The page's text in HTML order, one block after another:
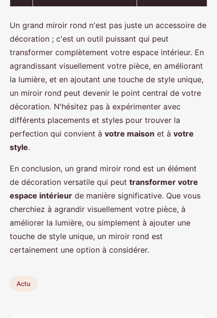
Un grand miroir rond n'est pas juste un accessoire de
décoration ; c'est un outil puissant qui peut
transformer complètement votre espace intérieur. En
agrandissant visuellement votre pièce, en améliorant
la lumière, et en ajoutant une touche de style unique,
un miroir rond peut devenir le point central de votre
décoration. N'hésitez pas à expérimenter avec
différents placements et styles pour trouver la
perfection qui convient à votre maison et à votre
style.
En conclusion, un grand miroir rond est un élément
de décoration versatile qui peut transformer votre
espace intérieur de manière significative. Que vous
cherchiez à agrandir visuellement votre pièce, à
améliorer la lumière, ou simplement à ajouter une
touche de style unique, un miroir rond est
certainement une option à considérer.
Actu